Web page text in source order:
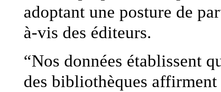
adoptant une posture de
à-vis des éditeurs.
“Nos données établissent
des bibliothèques